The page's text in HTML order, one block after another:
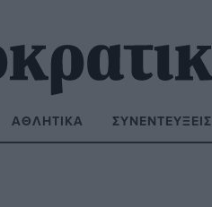
ΑΘΛΗΤΙΚΆ ΣΥΝΕΝΤΕΎΞΕΙΣ